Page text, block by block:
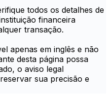
todos os detalhes de
financeira
transação.
apenas em inglês e não
desta página possa
o aviso legal
sua precisão e